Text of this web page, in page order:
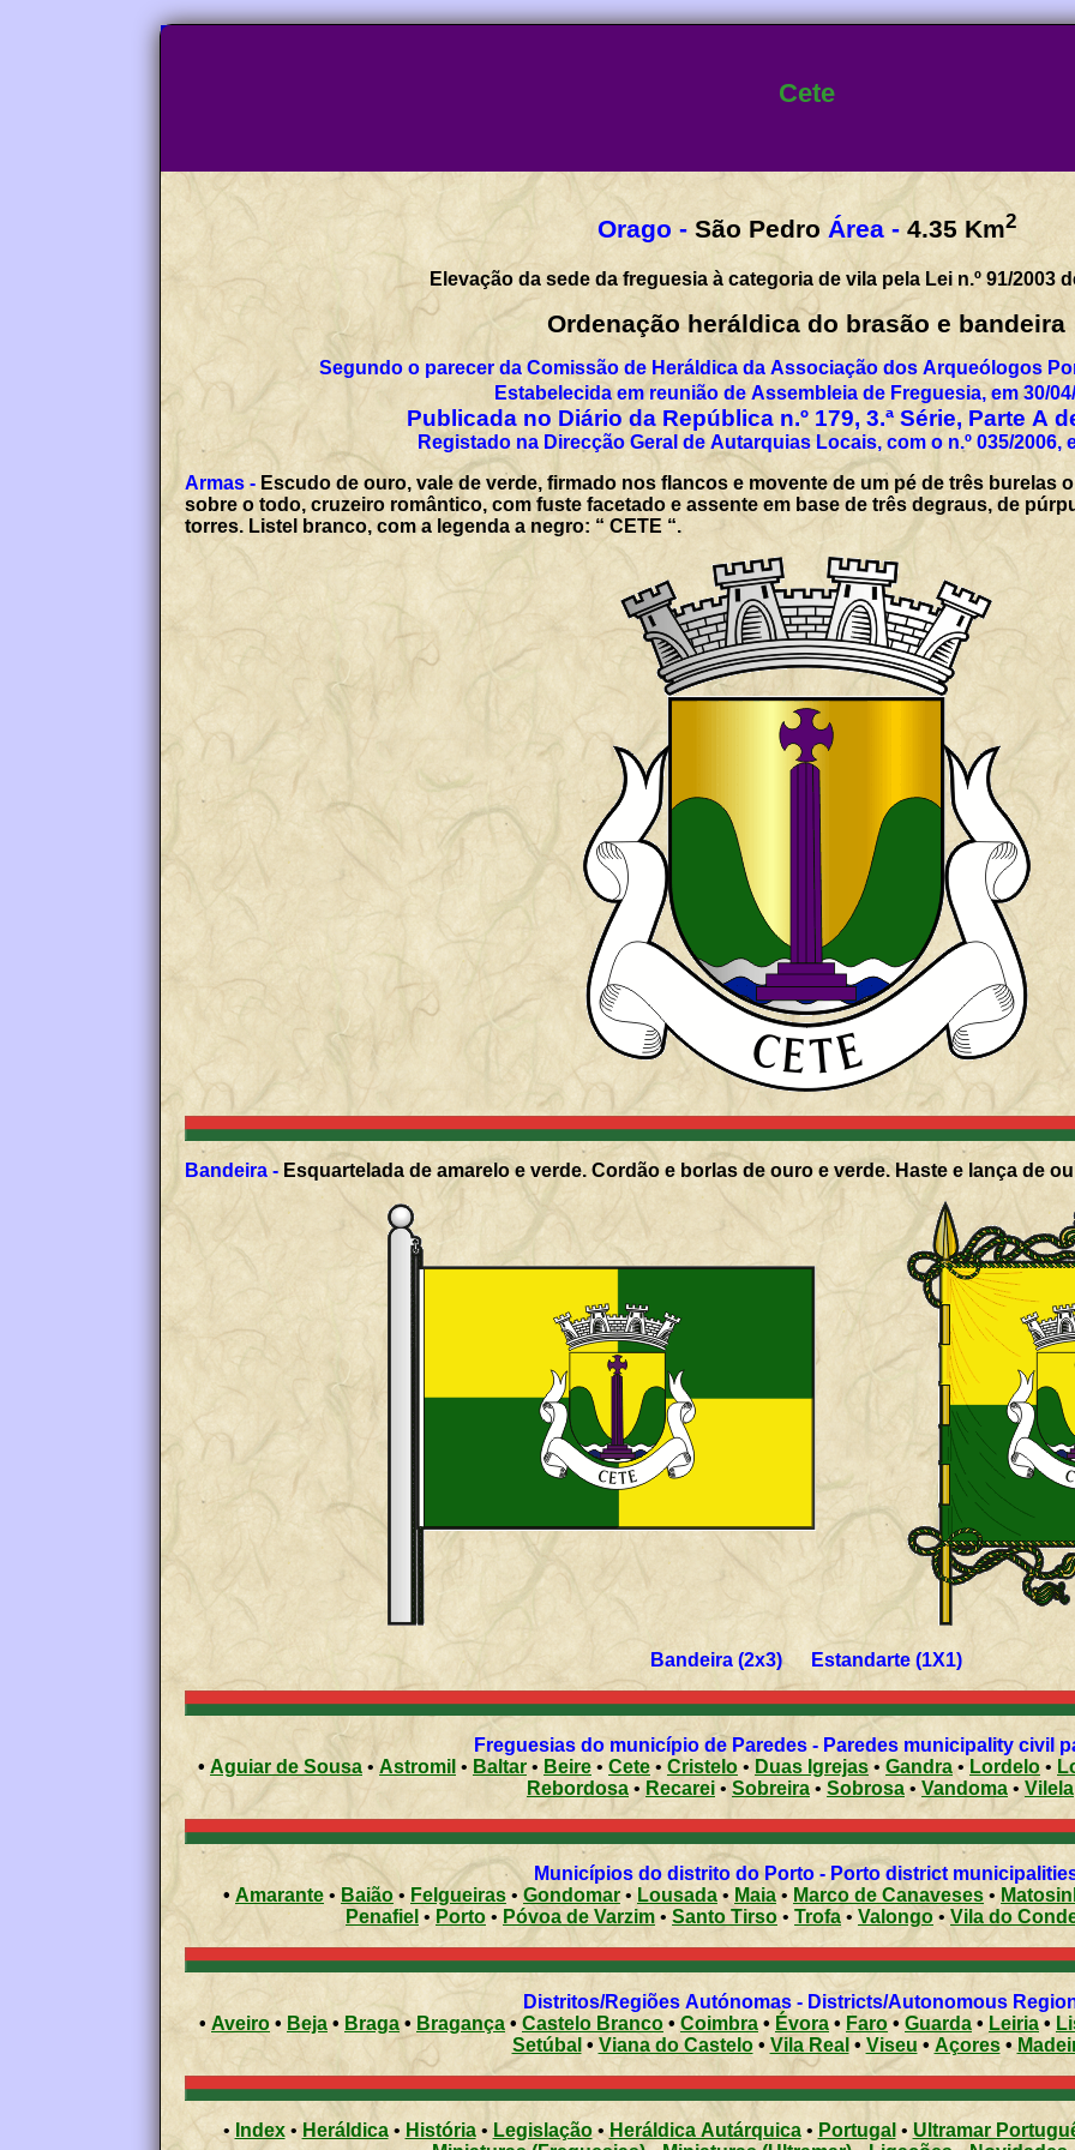
Cete
Orago - São Pedro Área - 4.35 Km2
Elevação da sede da freguesia à categoria de vila pela Lei n.º 91/2003
Ordenação heráldica do brasão e bandeira
Segundo o parecer da Comissão de Heráldica da Associação dos Arqueólogos
Estabelecida em reunião de Assembleia de Freguesia, em 30/
Publicada no Diário da República n.º 179, 3.ª Série, Parte A
Registado na Direcção Geral de Autarquias Locais, com o n.º 035/2006,
Armas - Escudo de ouro, vale de verde, firmado nos flancos e movente de um pé de três burelas
sobre o todo, cruzeiro romântico, com fuste facetado e assente em base de três degraus, de
torres. Listel branco, com a legenda a negro: “ CETE “.
Bandeira - Esquartelada de amarelo e verde. Cordão e borlas de ouro e verde. Haste e lança de
Bandeira (2x3) Estandarte (1X1)
Freguesias do município de Paredes - Paredes municipality civil
• Aguiar de Sousa • Astromil • Baltar • Beire• Cete • Cristelo • Duas Igrejas • Gandra•Lordelo •
Rebordosa • Recarei • Sobreira • Sobrosa • Vandoma • Vilela
Municípios do distrito do Porto - Porto district
• Amarante • Baião• Felgueiras • Gondomar • Lousada • Maia• Marco de Canaveses •
Penafiel •Porto • Póvoa de Varzim • Santo Tirso • Trofa • Valongo• Vila do
Distritos/Regiões Autónomas - Districts/Autonomous
• Aveiro • Beja • Braga • Bragança•Castelo Branco • Coimbra • Évora • Faro• Guarda • Leiria •
Setúbal •Viana do Castelo• Vila Real • Viseu• Açores •
• Index•Heráldica• História • Legislação • Heráldica Autárquica• Portugal • Ultramar